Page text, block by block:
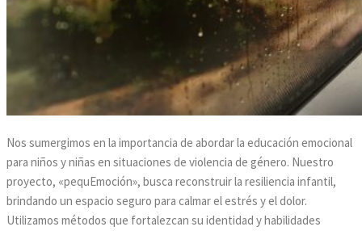
Nos sumergimos en la importancia de abordar la educación emocional
para niños y niñas en situaciones de violencia de género. Nuestro
proyecto, «pequEmoción», busca reconstruir la resiliencia infantil,
brindando un espacio seguro para calmar el estrés y el dolor.
Utilizamos métodos que fortalezcan su identidad y habilidades